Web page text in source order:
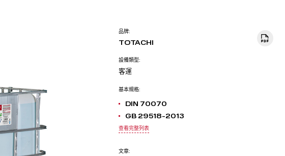
品牌:
TOTACHI
設備類型:
客運
基本規格:
DIN 70070
GB 29518-2013
查看完整列表
文章: